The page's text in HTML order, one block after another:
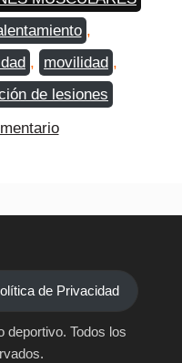
,
, movilidad ,
de lesiones
de Privacidad
deportivo. Todos los